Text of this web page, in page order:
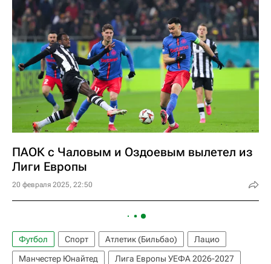
ПАОК с Чаловым и Оздоевым вылетел из
Лиги Европы
20 февраля 2025, 22:50
Футбол Спорт Атлетик (Бильбао)
Лацио
Манчестер Юнайтед
Лига Европы УЕФА 2026-2027